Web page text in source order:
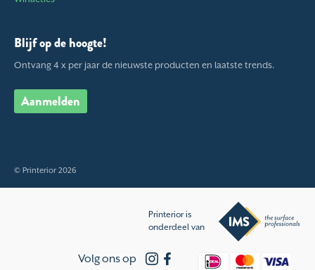
Blijf op de hoogte!
Ontvang 4 x per jaar de nieuwste producten en laatste trends.
Aanmelden
© Printerior 2026
Printerior is
onderdeel van
Volg ons op